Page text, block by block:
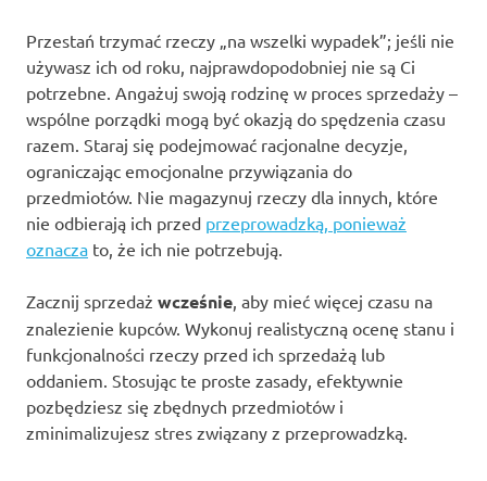
Przestań trzymać rzeczy „na wszelki wypadek”; jeśli nie
używasz ich od roku, najprawdopodobniej nie są Ci
potrzebne. Angażuj swoją rodzinę w proces sprzedaży –
wspólne porządki mogą być okazją do spędzenia czasu
razem. Staraj się podejmować racjonalne decyzje,
ograniczając emocjonalne przywiązania do
przedmiotów. Nie magazynuj rzeczy dla innych, które
nie odbierają ich przed przeprowadzką, ponieważ
oznacza to, że ich nie potrzebują.
Zacznij sprzedaż wcześnie , aby mieć więcej czasu na
znalezienie kupców. Wykonuj realistyczną ocenę stanu i
funkcjonalności rzeczy przed ich sprzedażą lub
oddaniem. Stosując te proste zasady, efektywnie
pozbędziesz się zbędnych przedmiotów i
zminimalizujesz stres związany z przeprowadzką.